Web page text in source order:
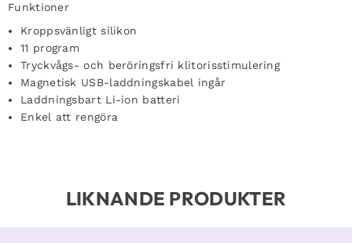
Funktioner
Kroppsvänligt silikon
11 program
Tryckvågs- och beröringsfri klitorisstimulering
Magnetisk USB-laddningskabel ingår
Laddningsbart Li-ion batteri
Enkel att rengöra
LIKNANDE PRODUKTER